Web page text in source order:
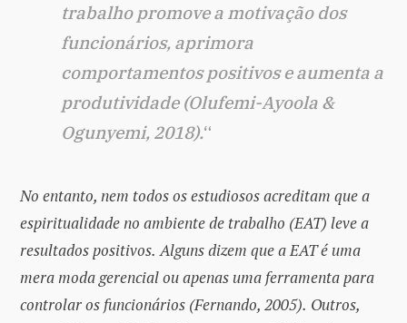
trabalho promove a motivação dos
funcionários, aprimora
comportamentos positivos e aumenta a
produtividade (Olufemi-Ayoola &
Ogunyemi, 2018).“
No entanto, nem todos os estudiosos acreditam que a
espiritualidade no ambiente de trabalho (EAT) leve a
resultados positivos. Alguns dizem que a EAT é uma
mera moda gerencial ou apenas uma ferramenta para
controlar os funcionários (Fernando, 2005). Outros,